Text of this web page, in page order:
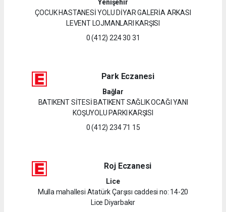
Yenişehir
ÇOCUK HASTANESİ YOLU DİYAR GALERİA ARKASI
LEVENT LOJMANLARI KARŞISI
0 (412) 224 30 31
Park Eczanesi
Bağlar
BATIKENT SİTESİ BATIKENT SAĞLIK OCAĞI YANI
KOŞUYOLU PARKI KARŞISI
0 (412) 234 71 15
Roj Eczanesi
Lice
Mulla mahallesi Atatürk Çarşısı caddesi no: 14-20
Lice Diyarbakır